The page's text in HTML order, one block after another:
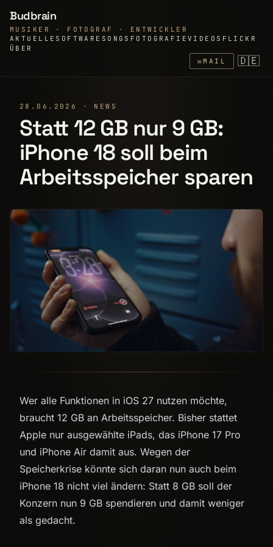
Budbrain
MUSIKER · FOTOGRAF · ENTWICKLER
AKTUELLE SOFTWARE SONGS FOTOGRAFIEVIDEOS FLICKR
ÜBER
✉MAIL 🇩🇪
28.06.2026 · NEWS
Statt 12 GB nur 9 GB:
iPhone 18 soll beim
Arbeitsspeicher sparen
Wer alle Funktionen in iOS 27 nutzen möchte,
braucht 12 GB an Arbeitsspeicher. Bisher stattet
Apple nur ausgewählte iPads, das iPhone 17 Pro
und iPhone Air damit aus. Wegen der
Speicherkrise könnte sich daran nun auch beim
iPhone 18 nicht viel ändern: Statt 8 GB soll der
Konzern nun 9 GB spendieren und damit weniger
als gedacht.